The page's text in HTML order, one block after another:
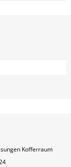
Kofferraum